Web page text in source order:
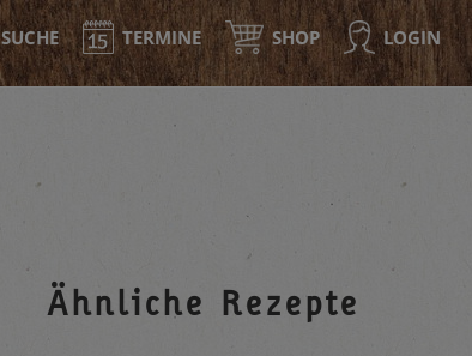
SUCHE TERMINE SHOP LOGIN
Ähnliche Rezepte